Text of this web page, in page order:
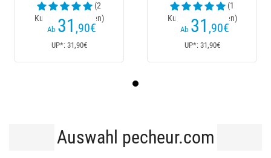
(2
Kundenrezensionen)
Ab 31 ,90€
UP*: 31,90€
(1
Kundenrezensionen)
Ab 31 ,90€
UP*: 31,90€
Auswahl pecheur.com